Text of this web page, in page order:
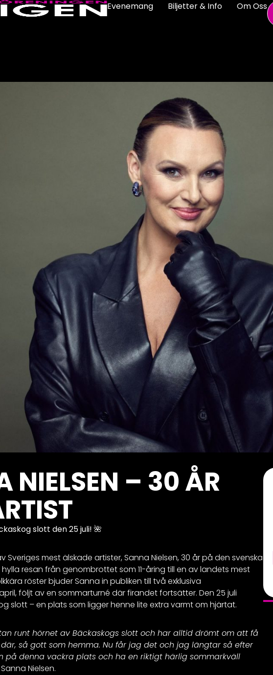
Evenemang Biljetter & Info Om Oss
NIELSEN – 30 ÅR
slott den 25 juli! 🌺
Sveriges mest älskade artister, Sanna Nielsen, 30 år på den svenska
hylla resan från genombrottet som 11-åring till en av landets mest
röster bjuder Sanna in publiken till två exklusiva
följt av en sommarturné där firandet fortsätter. Den 25 juli
slott – en plats som ligger henne lite extra varmt om hjärtat.
runt hörnet av Bäckaskogs slott och har alltid drömt om att få
så gott som hemma. Nu får jag det och jag längtar så efter
på denna vackra plats och ha en riktigt härlig sommarkväll
Nielsen.